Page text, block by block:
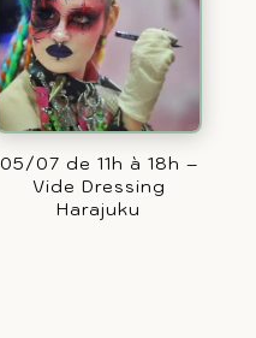
05/07 de 11h à 18h –
Vide Dressing
Harajuku